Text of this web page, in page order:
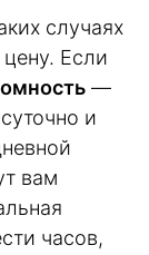
случаях
Если
—
и
вам
часов,